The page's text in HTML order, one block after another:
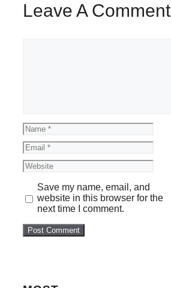
Leave A Comment
Name
Email
Website
Save my name, email, and
website in this browser for the
next time I comment.